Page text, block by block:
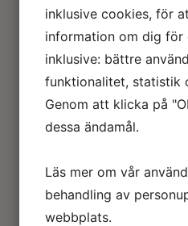
KMA-
tavla
Marias
Anläggning
mängd
Lägg Till I Min
Beskrivning
inklusive cookies, för
information om dig för
inklusive: bättre
funktionalitet, statistik
Genom att klicka på
dessa ändamål.
Läs mer om vår
behandling av
webbplats.